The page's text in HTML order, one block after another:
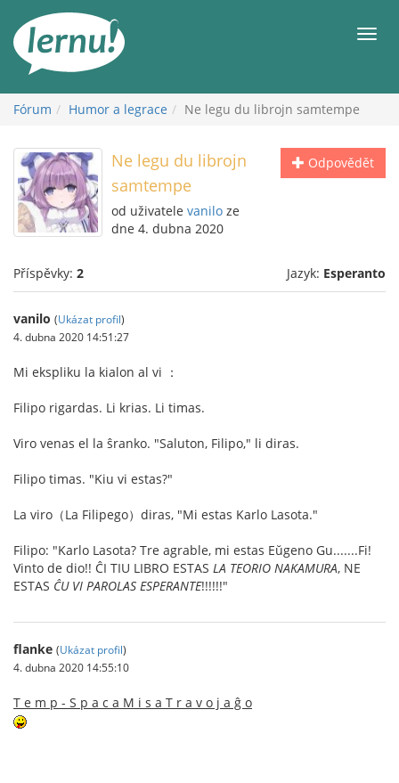
obsahu
Fórum Humor a legrace Ne legu du librojn samtempe
Odpovědět
Ne legu du librojn
samtempe
od uživatele vanilo ze
dne 4. dubna 2020
Příspěvky: 2 Jazyk: Esperanto
vanilo (Ukázat profil)
4. dubna 2020 14:51:27
Mi ekspliku la kialon al vi ：
Filipo rigardas. Li krias. Li timas.
Viro venas el la ŝranko. "Saluton, Filipo," li diras.
Filipo timas. "Kiu vi estas?"
La viro（La Filipego）diras, "Mi estas Karlo Lasota."
Filipo: "Karlo Lasota? Tre agrable, mi estas Eŭgeno Gu.......Fi!
Vinto de dio!! ĈI TIU LIBRO ESTAS LA TEORIO NAKAMURA, NE
ESTAS ĈU VI PAROLAS ESPERANTE!!!!!!"
flanke (Ukázat profil)
4. dubna 2020 14:55:10
T e m p - S p a c a M i s a T r a v o j a ĝ o